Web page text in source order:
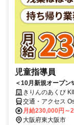
児童指導員
＜10月新規オープン
きりんのあくび
交通・アクセス
月給230,000円～
大阪府東大阪市